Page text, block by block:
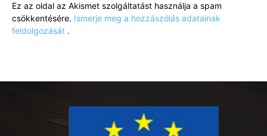
Ez az oldal az Akismet szolgáltatást használja a spam
csökkentésére. Ismerje meg a hozzászólás adatainak
feldolgozását .